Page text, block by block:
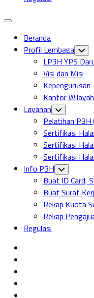
Expand
Beranda
Profil Lembaga Toggle
Child
Menu
LP3H YPS
Visi dan Misi
Kepengurusan
Kantor
Layanan Toggle
Child
Menu
Pelatihan P3H
Sertifikasi
Sertifikasi
Sertifikasi
Info P3H Toggle
Child
Menu
Buat ID Card,
Buat Surat
Rekap Kuota
Rekap
Regulasi